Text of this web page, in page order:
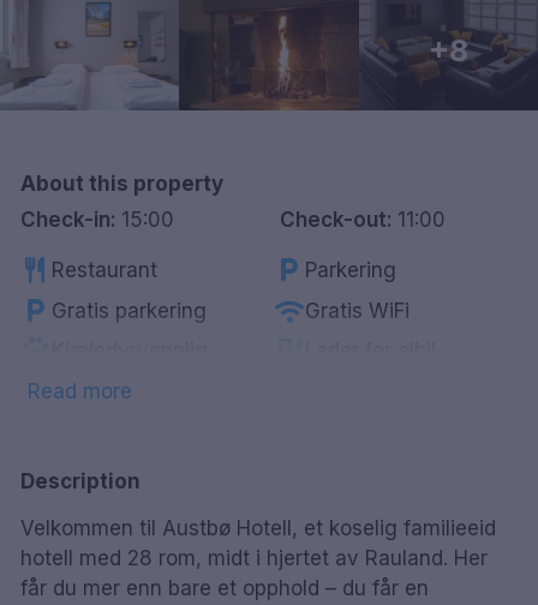
Stockholm
Göteborg
Done
+8
About this property
Check-in: 15:00 Check-out: 11:00
restaurant Restaurant local_parking Parkering
local_parking Gratis parkering wifiGratis WiFi
local_barBar
tvSmart-Tv
Read more
Description
Velkommen til Austbø Hotell, et koselig familieeid
hotell med 28 rom, midt i hjertet av Rauland. Her
får du mer enn bare et opphold – du får en